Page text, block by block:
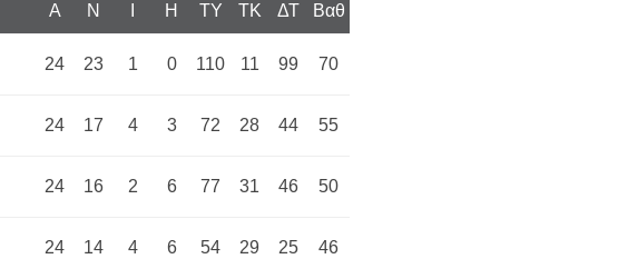
Α N H TY TK ΔΤ Βαθ
24 23 1 0 110 11 99 70
24 17 4 3 72 28 44 55
24 16 2 6 77 31 46 50
24 14 4 6 54 29 25 46